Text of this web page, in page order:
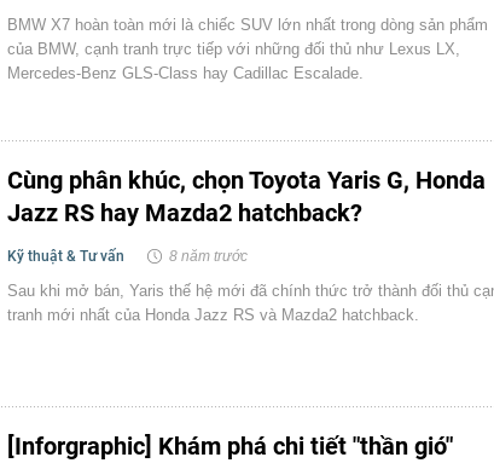
BMW X7 hoàn toàn mới là chiếc SUV lớn nhất trong dòng sản phẩm
của BMW, cạnh tranh trực tiếp với những đối thủ như Lexus LX,
Mercedes-Benz GLS-Class hay Cadillac Escalade.
Cùng phân khúc, chọn Toyota Yaris G, Honda
Jazz RS hay Mazda2 hatchback?
Kỹ thuật & Tư vấn 8 năm trước
Sau khi mở bán, Yaris thế hệ mới đã chính thức trở thành đối thủ
tranh mới nhất của Honda Jazz RS và Mazda2 hatchback.
[Inforgraphic] Khám phá chi tiết "thần gió"